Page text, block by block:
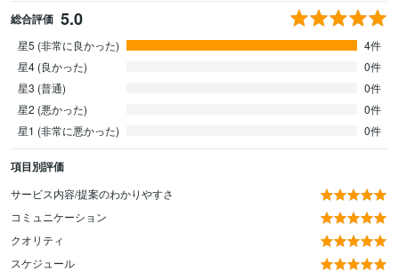
総合評価 5.0
星5 (非常に良かった)
4件
星4 (良かった)
0件
星3 (普通)
0件
星2 (悪かった)
0件
星1 (非常に悪かった)
0件
項目別評価
サービス内容/提案のわかりやすさ
コミュニケーション
クオリティ
スケジュール